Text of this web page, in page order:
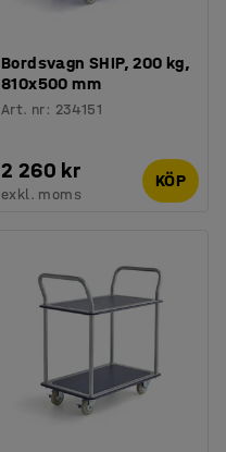
Bordsvagn SHIP, 200 kg,
810x500 mm
Art. nr: 234151
2 260 kr
exkl. moms
KÖP